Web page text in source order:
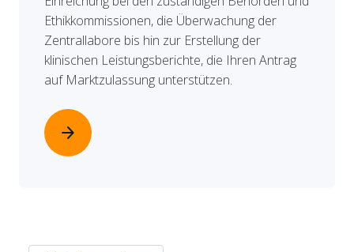
Ethikkommissionen, die Überwachung der
Zentrallabore bis hin zur Erstellung der
klinischen Leistungsberichte, die Ihren Antrag
auf Marktzulassung unterstützen.
arrow_forward